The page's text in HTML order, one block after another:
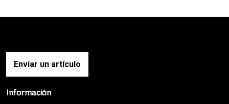
Enviar un artículo
Información